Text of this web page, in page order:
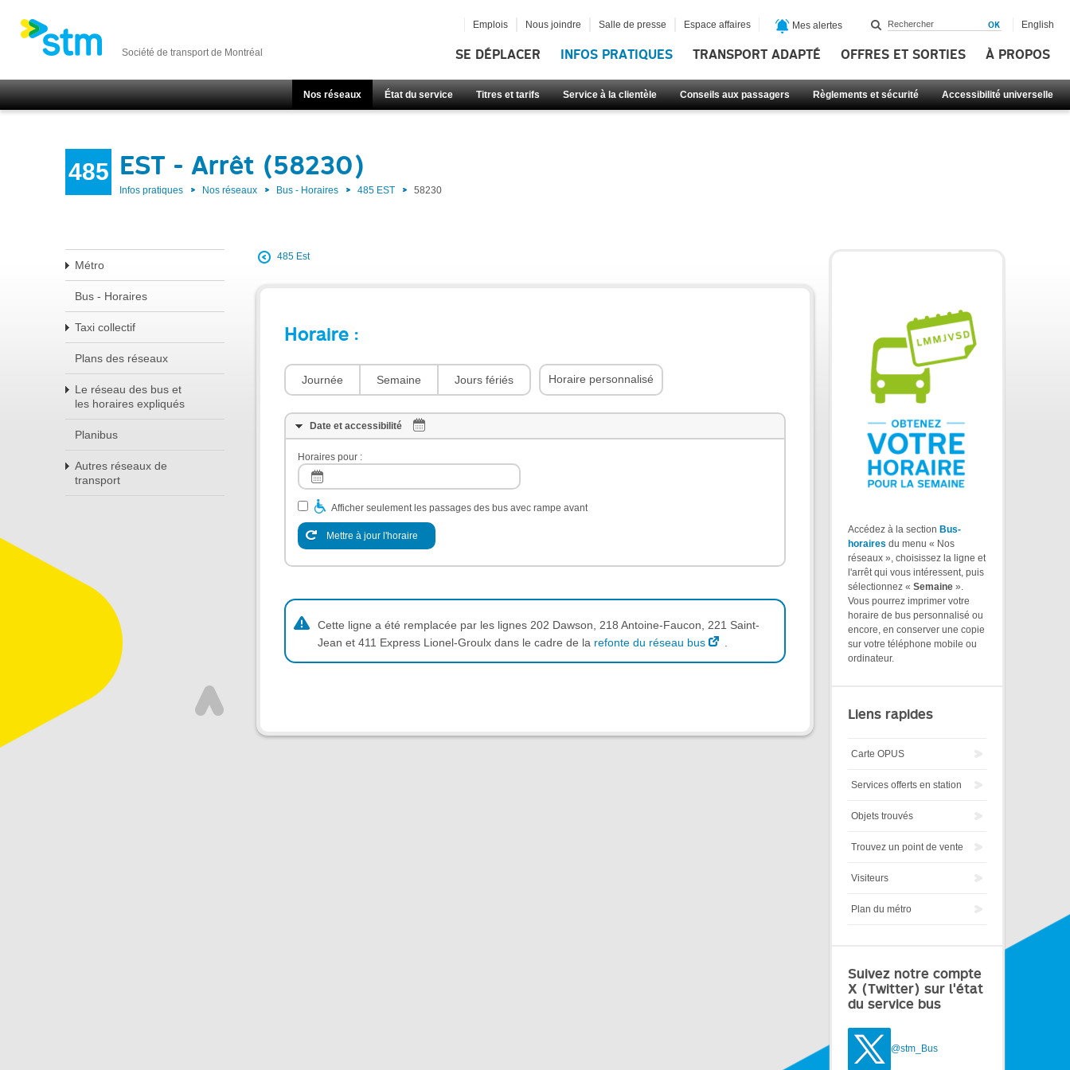
Société de transport de Montréal SE DÉPLACER INFOS PRATIQUES TRANSPORT ADAPTÉ OFFRES ET SORTIES À PROPOS
Nos réseaux État du service Titres et tarifs Service à la clientèle Conseils aux passagers Règlements et sécurité Accessibilité universelle
Emplois Nous joindre Salle de presse Espace affaires Mes alertes English
485 EST - Arrêt (58230)
Infos pratiques Nos réseaux Bus - Horaires 485 EST 58230
Métro
Bus - Horaires
Taxi collectif
Plans des réseaux
Le réseau des bus et
les horaires expliqués
Planibus
Autres réseaux de
transport
485 Est
Horaire :
Journée Semaine Jours fériés Horaire personnalisé
Date et accessibilité
Horaires pour :
Afficher seulement les passages des bus avec rampe avant
Mettre à jour l'horaire
Cette ligne a été remplacée par les lignes 202 Dawson, 218 Antoine-Faucon, 221 Saint-
Jean et 411 Express Lionel-Groulx dans le cadre de la refonte du réseau bus
Accédez à la section Bus-
horaires du menu « Nos
réseaux », choisissez la ligne et
l'arrêt qui vous intéressent, puis
sélectionnez « Semaine ».
Vous pourrez imprimer votre
horaire de bus personnalisé ou
encore, en conserver une copie
sur votre téléphone mobile ou
ordinateur.
Liens rapides
Carte OPUS
Services offerts en station
Objets trouvés
Trouvez un point de vente
Visiteurs
Plan du métro
Suivez notre compte
X (Twitter) sur l'état
du service bus
@stm_Bus